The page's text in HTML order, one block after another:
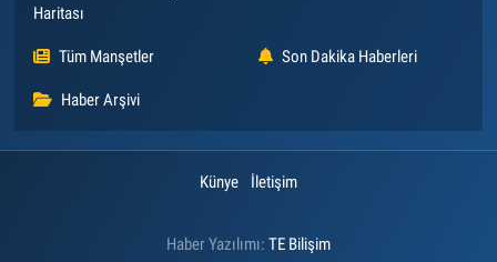
Haritası
Tüm Manşetler Son Dakika Haberleri
Haber Arşivi
Künye İletişim
Haber Yazılımı: TE Bilişim